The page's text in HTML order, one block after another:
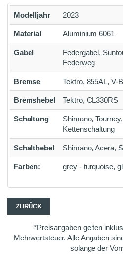
Modelljahr 2023
Material Aluminium 6061
Gabel
Federgabel,
Federweg
Bremse Tektro, 855AL, V-
Bremshebel Tektro, CL330RS
Schaltung
Shimano,
Kettenschaltung
Schalthebel Shimano, Acera,
Farben: grey - turquoise,
ZURÜCK
*Preisangaben gelten
Mehrwertsteuer. Alle Angaben
solange der